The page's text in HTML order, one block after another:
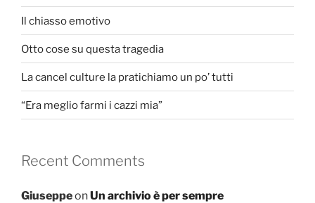
Il chiasso emotivo
Otto cose su questa tragedia
La cancel culture la pratichiamo un po’ tutti
“Era meglio farmi i cazzi mia”
Recent Comments
GiuseppeonUn archivio è per sempre